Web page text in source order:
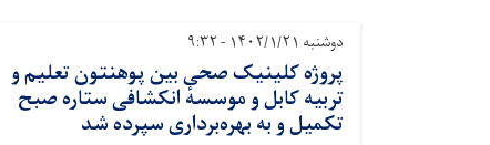
دوشنبه ۱۴۰۲/۱/۲۱ - ۹:۳۲
پروژه کلینیک صحی بین پوهنتون تعلیم و
تربیه کابل و موسسهٔ انکشافی ستاره صبح
تکمیل و به بهره‌برداری سپرده شد